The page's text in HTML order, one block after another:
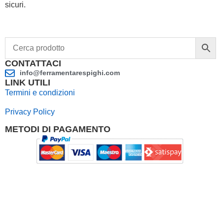
sicuri.
CONTATTACI
info@ferramentarespighi.com
LINK UTILI
Termini e condizioni
Privacy Policy
METODI DI PAGAMENTO